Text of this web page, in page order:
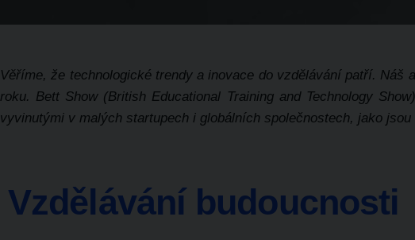
Věříme, že technologické trendy a inovace do vzdělávání patří.
roku. Bett Show (British Educational Training and Technology
vyvinutými v malých startupech i globálních společnostech, jako jsou
Vzdělávání budoucnosti